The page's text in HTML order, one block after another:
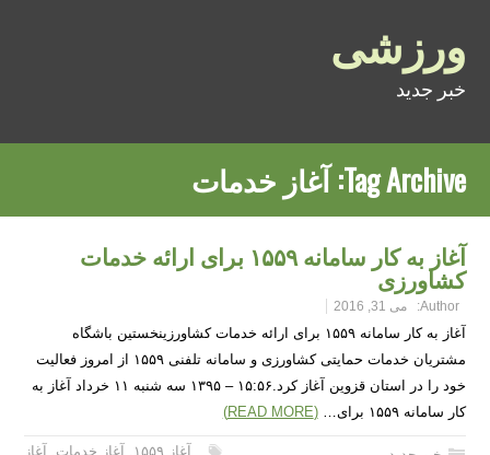
ورزشی
خبر جدید
Tag Archive: آغاز خدمات
آغاز به کار سامانه ۱۵۵۹ برای ارائه خدمات
کشاورزی
Author: می 31, 2016
آغاز به کار سامانه ۱۵۵۹ برای ارائه خدمات کشاورزینخستین باشگاه
مشتریان خدمات حمایتی کشاورزی و سامانه تلفنی ۱۵۵۹ از امروز فعالیت
خود را در استان قزوین آغاز کرد.۱۵:۵۶ – ۱۳۹۵ سه شنبه ۱۱ خرداد آغاز به
کار سامانه ۱۵۵۹ برای…
(READ MORE)
آغاز ۱۵۵۹ , آغاز خدمات, آغاز